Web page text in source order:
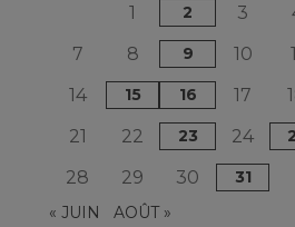
1
2 3
7
8 9 10
14
15 16 17
21
22 23 24
28
29 30
31
« JUIN
AOÛT »